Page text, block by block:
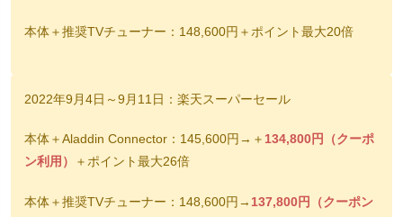
本体＋推奨TVチューナー：148,600円＋ポイント最大20倍
2022年9月4日～9月11日：楽天スーパーセール
本体＋Aladdin Connector：145,600円→＋ 134,800円（クーポ
ン利用）
＋ポイント最大26倍
本体＋推奨TVチューナー：148,600円→ 137,800円（クーポン